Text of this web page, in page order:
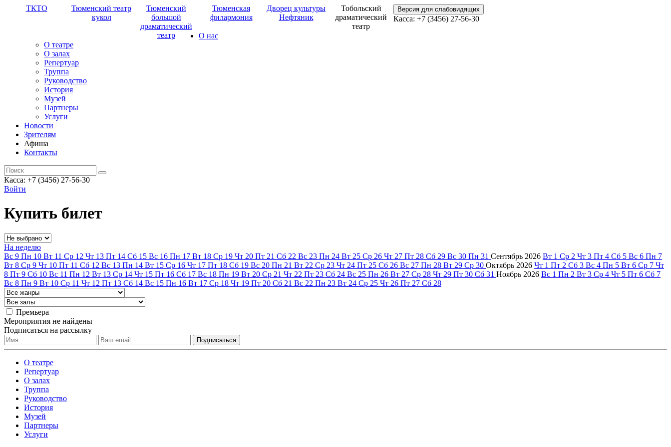
ТКТО
Тюменский театр
кукол
Тюменский
большой
драматический
театр
Тюменская
филармония
Дворец культуры
Нефтяник
Тобольский
драматический
театр
Версия для слабовидящих
Касса: +7 (3456) 27-56-30
О нас
О театре
О залах
Репертуар
Труппа
Руководство
История
Музей
Партнеры
Услуги
Новости
Зрителям
Афиша
Контакты
Касса: +7 (3456) 27-56-30
Войти
Купить билет
На неделю
Вс 9 Пн 10 Вт 11 Ср 12 Чт 13 Пт 14 Сб 15 Вс 16 Пн 17 Вт 18 Ср 19 Чт 20 Пт 21 Сб 22 Вс 23 Пн 24 Вт 25 Ср 26 Чт 27 Пт 28 Сб 29 Вс 30 Пн 31 Сентябрь 2026 Вт 1 Ср 2 Чт 3 Пт 4 Сб 5 Вс 6 Пн 7
Вт 8 Ср 9 Чт 10 Пт 11 Сб 12 Вс 13 Пн 14 Вт 15 Ср 16 Чт 17 Пт 18 Сб 19 Вс 20 Пн 21 Вт 22 Ср 23 Чт 24 Пт 25 Сб 26 Вс 27 Пн 28 Вт 29 Ср 30 Октябрь 2026 Чт 1 Пт 2 Сб 3 Вс 4 Пн 5 Вт 6 Ср 7 Чт
8 Пт 9 Сб 10 Вс 11 Пн 12 Вт 13 Ср 14 Чт 15 Пт 16 Сб 17 Вс 18 Пн 19 Вт 20 Ср 21 Чт 22 Пт 23 Сб 24 Вс 25 Пн 26 Вт 27 Ср 28 Чт 29 Пт 30 Сб 31 Ноябрь 2026 Вс 1 Пн 2 Вт 3 Ср 4 Чт 5 Пт 6 Сб 7
Вс 8 Пн 9 Вт 10 Ср 11 Чт 12 Пт 13 Сб 14 Вс 15 Пн 16 Вт 17 Ср 18 Чт 19 Пт 20 Сб 21 Вс 22 Пн 23 Вт 24 Ср 25 Чт 26 Пт 27 Сб 28
Премьера
Мероприятия не найдены
Подписаться на рассылку
О театре
Репертуар
О залах
Труппа
Руководство
История
Музей
Партнеры
Услуги